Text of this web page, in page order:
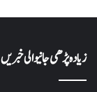
زیادہ پڑھی جانیوالی خبریں